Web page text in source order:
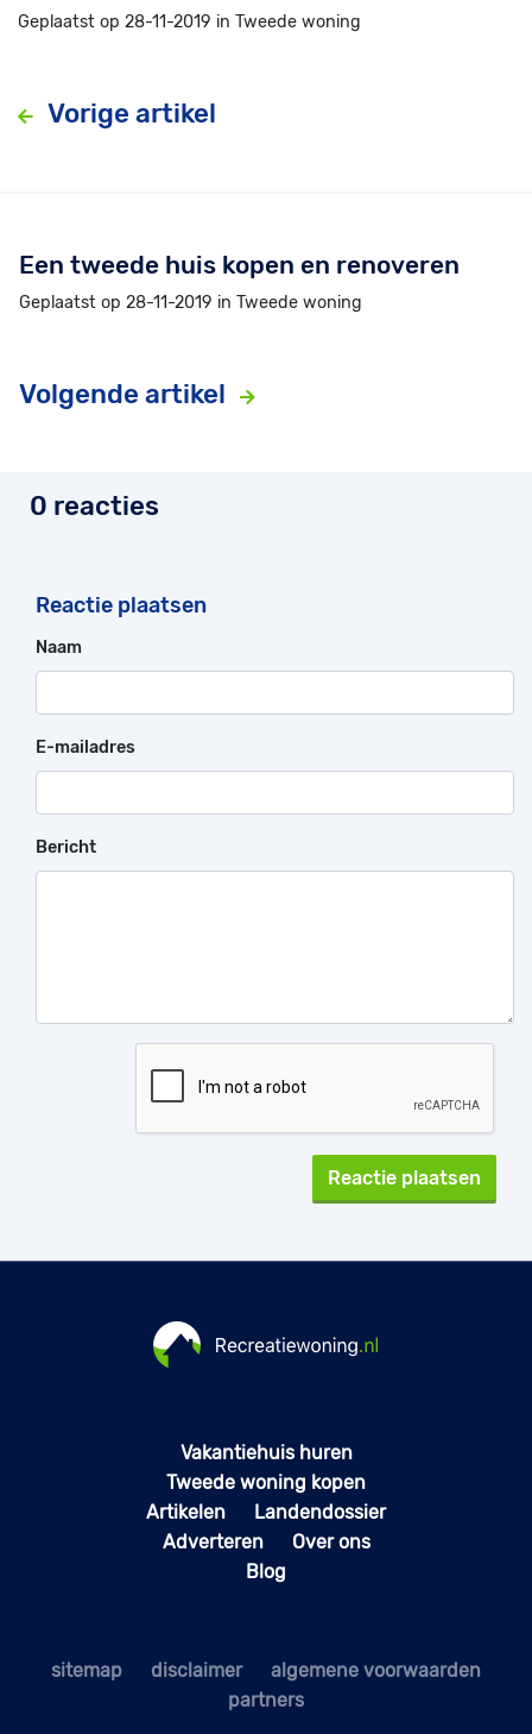
Geplaatst op 28-11-2019 in Tweede woning
Vorige artikel
Een tweede huis kopen en renoveren
Geplaatst op 28-11-2019 in Tweede woning
Volgende artikel
0 reacties
Reactie plaatsen
Naam
E-mailadres
Bericht
Vakantiehuis huren
Tweede woning kopen
Artikelen
Landendossier
Adverteren
Over ons
Blog
sitemap disclaimer
algemene voorwaarden
partners